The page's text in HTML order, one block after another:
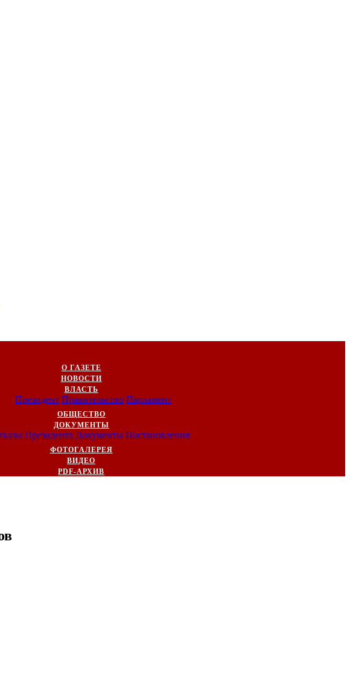
О ГАЗЕТЕ
НОВОСТИ
ВЛАСТЬ
Президент Правительство Парламент
ОБЩЕСТВО
ДОКУМЕНТЫ
Президента Документы Постановления
ФОТОГАЛЕРЕЯ
ВИДЕО
PDF-АРХИВ